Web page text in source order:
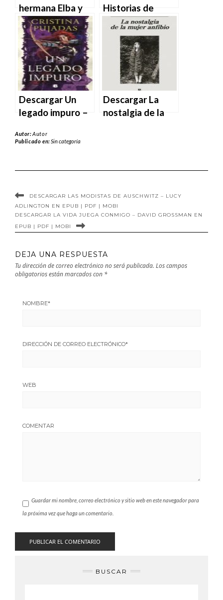
hermana Elba y
Los altillos de
Brumal – Cristina
Fernández Cubas
en EPUB | PDF |
MOBI
Historias de
mujeres casadas
– Cristina
Campos en EPUB
| PDF | MOBI
Descargar Un
legado impuro –
en EPUB | PDF |
Descargar La
nostalgia de la
Autor:Autor
Publicado en:Sin categoría
DESCARGAR LAS MODISTAS DE AUSCHWITZ – LUCY
ADLINGTON EN EPUB | PDF | MOBI
DESCARGAR LA VIDA JUEGA CONMIGO – DAVID GROSSMAN EN
EPUB | PDF | MOBI
DEJA UNA RESPUESTA
Tu dirección de correo electrónico no será publicada. Los campos
obligatorios están marcados con *
NOMBRE*
DIRECCIÓN DE CORREO ELECTRÓNICO*
WEB
COMENTAR
Guardar mi nombre, correo electrónico y sitio web en este navegador para
la próxima vez que haga un comentario.
BUSCAR